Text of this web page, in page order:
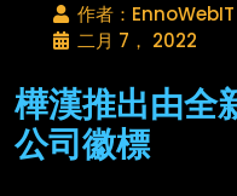
作者：EnnoWebIT
二月 7， 2022
樺漢推出由全
公司徽標